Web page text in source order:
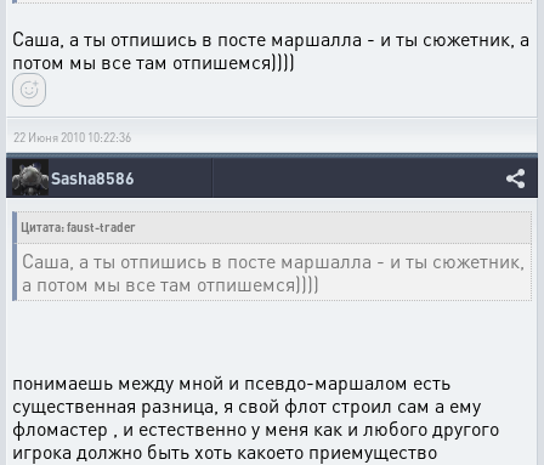
Саша, а ты отпишись в посте маршалла - и ты сюжетник, а
потом мы все там отпишемся))))
22 Июня 2010 10:22:36
Sasha8586
Цитата: faust-trader
Саша, а ты отпишись в посте маршалла - и ты сюжетник,
а потом мы все там отпишемся))))
понимаешь между мной и псевдо-маршалом есть
существенная разница, я свой флот строил сам а ему
фломастер , и естественно у меня как и любого другого
игрока должно быть хоть какоето приемущество